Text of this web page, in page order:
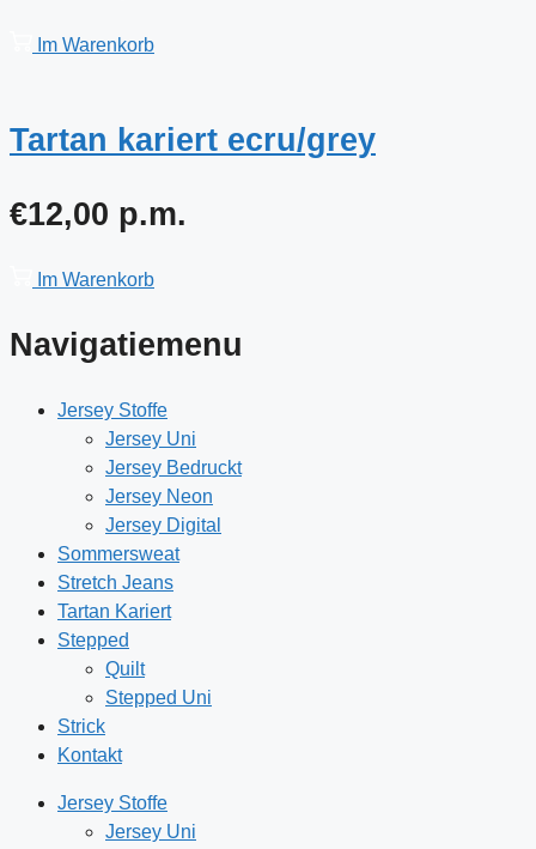
Im Warenkorb
Tartan kariert ecru/grey
€12,00 p.m.
Im Warenkorb
Navigatiemenu
Jersey Stoffe
Jersey Uni
Jersey Bedruckt
Jersey Neon
Jersey Digital
Sommersweat
Stretch Jeans
Tartan Kariert
Stepped
Quilt
Stepped Uni
Strick
Kontakt
Jersey Stoffe
Jersey Uni